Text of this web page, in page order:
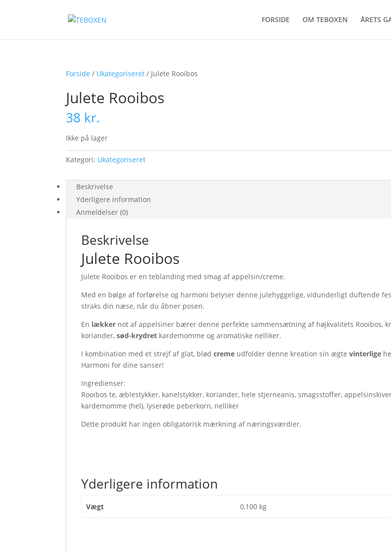
FORSIDE OM TEBOXEN ÅRETS
Forside / Ukategoriseret / Julete Rooibos
Julete Rooibos
38 kr.
Ikke på lager
Kategori: Ukategoriseret
Beskrivelse
Yderligere information
Anmeldelser (0)
Beskrivelse
Julete Rooibos
Julete Rooibos er en teblanding med smag af appelsin/creme.
Med en bølge af forførelse og harmoni belyser denne julehyggelige, vidunderligt duftende
straks din næse, når du åbner posen.
En lækker not af appelsiner bærer denne perfekte sammensætning af højkvalitets Rooibos,
koriander,sød-krydret kardemomme og aromatiske nelliker.
I kombination med et strejf af glat, blødcreme udfolder denne kreation sin ægtevinterlige
Harmoni for dine sanser!
Ingredienser:
Rooibos te, æblestykker, kanelstykker, koriander, hele stjerneanis, smagsstoffer,
kardemomme (hel), lyserøde peberkorn, nelliker
Dette produkt har ingen obligatorisk mærkning af næringsværdier.
Yderligere information
Vægt 0,100 kg